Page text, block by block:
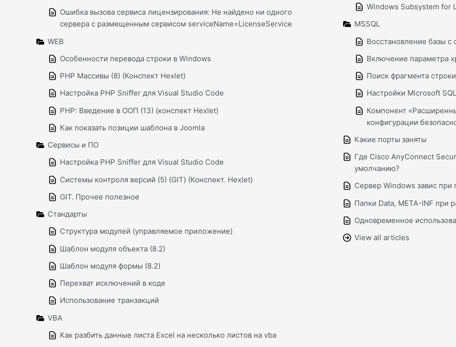
Ошибка вызова сервиса лицензирования: Не найдено ни одного
сервера с размещенным сервисом serviceName=LicenseService
WEB
Особенности перевода строки в Windows
PHP Массивы (8) (Конспект Hexlet)
Настройка PHP Sniffer для Visual Studio Code
PHP: Введение в ООП (13) (конспект Hexlet)
Как показать позиции шаблона в Joomla
Сервисы и ПО
Настройка PHP Sniffer для Visual Studio Code
Системы контроля версий (5) (GIT) (Конспект. Hexlet)
GIT. Прочее полезное
Стандарты
Cтруктура модулей (управляемое приложение)
Шаблон модуля объекта (8.2)
Шаблон модуля формы (8.2)
Перехват исключений в коде
Использование транзакций
VBA
Как разбить данные листа Excel на несколько листов на vba
Windows Subsystem for
MSSQL
Восстановление базы с
Включение параметра
Поиск фрагмента
Настройки Microsoft
Компонент
конфигурации
Какие порты заняты
Где Cisco AnyConnect
умолчанию?
Сервер Windows завис при
Папки Data, META-INF при
Одновременное
View all articles